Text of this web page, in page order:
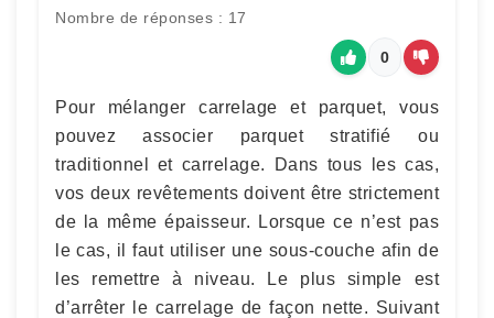
Nombre de réponses : 17
0
Pour mélanger carrelage et parquet, vous
pouvez associer parquet stratifié ou
traditionnel et carrelage. Dans tous les cas,
vos deux revêtements doivent être strictement
de la même épaisseur. Lorsque ce n’est pas
le cas, il faut utiliser une sous-couche afin de
les remettre à niveau. Le plus simple est
d’arrêter le carrelage de façon nette. Suivant